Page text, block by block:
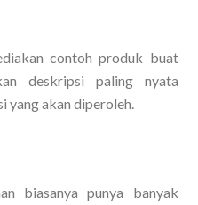
contoh produk buat
deskripsi paling nyata
yang akan diperoleh.
biasanya punya banyak